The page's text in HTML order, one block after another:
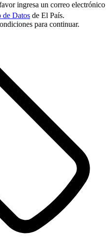
ingresa un correo electrónico
de Datos de El País.
para continuar.